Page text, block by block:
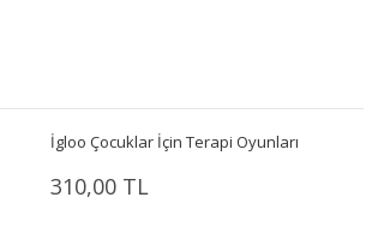
İgloo Çocuklar İçin Terapi Oyunları
310,00 TL